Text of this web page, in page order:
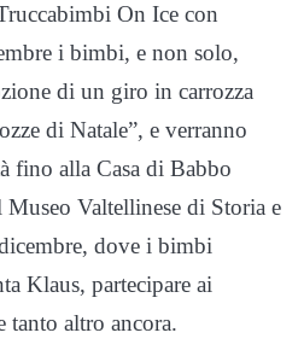
On Ice con
i bimbi, e non solo,
di un giro in carrozza
di Natale”, e verranno
fino alla Casa di Babbo
Museo Valtellinese di Storia e
dove i bimbi
Klaus, partecipare ai
tanto altro ancora.